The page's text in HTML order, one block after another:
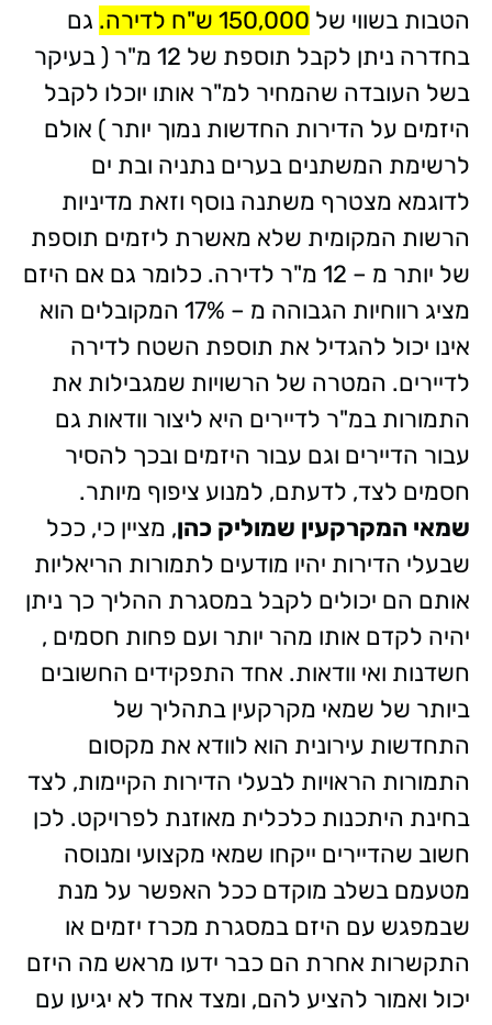
הטבות בשווי של 150,000 ש"ח לדירה.
גם
בחדרה ניתן לקבל תוספת של 12 מ"ר ( בעיקר
בשל העובדה שהמחיר למ"ר אותו יוכלו לקבל
היזמים על הדירות החדשות נמוך יותר ) אולם
לרשימת המשתנים בערים נתניה ובת ים
לדוגמא מצטרף משתנה נוסף וזאת מדיניות
הרשות המקומית שלא מאשרת ליזמים תוספת
של יותר מ – 12 מ"ר לדירה. כלומר גם אם היזם
מציג רווחיות הגבוהה מ – 17% המקובלים הוא
אינו יכול להגדיל את תוספת השטח לדירה
לדיירים. המטרה של הרשויות שמגבילות את
התמורות במ"ר לדיירים היא ליצור וודאות גם
עבור הדיירים וגם עבור היזמים ובכך להסיר
חסמים לצד, לדעתם, למנוע ציפוף מיותר.
שמאי המקרקעין שמוליק כהן, מציין כי, ככל
שבעלי הדירות יהיו מודעים לתמורות הריאליות
אותם הם יכולים לקבל במסגרת ההליך כך ניתן
יהיה לקדם אותו מהר יותר ועם פחות חסמים ,
חשדנות ואי וודאות. אחד התפקידים החשובים
ביותר של שמאי מקרקעין בתהליך של
התחדשות עירונית הוא לוודא את מקסום
התמורות הראויות לבעלי הדירות הקיימות, לצד
בחינת היתכנות כלכלית מאוזנת לפרויקט. לכן
חשוב שהדיירים ייקחו שמאי מקצועי ומנוסה
מטעמם בשלב מוקדם ככל האפשר על מנת
שבמפגש עם היזם במסגרת מכרז יזמים או
התקשרות אחרת הם כבר ידעו מראש מה היזם
יכול ואמור להציע להם, ומצד אחד לא יגיעו עם